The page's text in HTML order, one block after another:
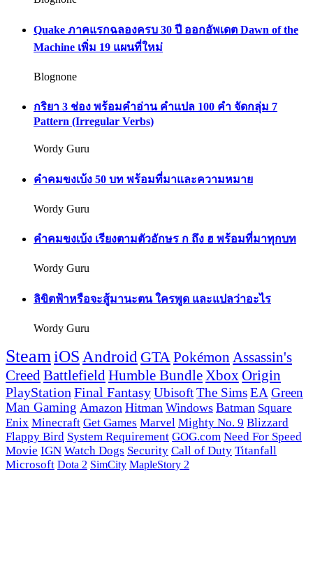
Quake ภาคแรกฉลองครบ 30 ปี ออกอัพเดต Dawn of the
Machine เพิ่ม 19 แผนที่ใหม่
Blognone
กริยา 3 ช่อง พร้อมคำอ่าน คำแปล 100 คำ จัดกลุ่ม 7
Pattern (Irregular Verbs)
Wordy Guru
คำคมขงเบ้ง 50 บท พร้อมที่มาและความหมาย
Wordy Guru
คำคมขงเบ้ง เรียงตามตัวอักษร ก ถึง ฮ พร้อมที่มาทุกบท
Wordy Guru
ลิขิตฟ้าหรือจะสู้มานะตน ใครพูด และแปลว่าอะไร
Wordy Guru
SteamiOS Android GTAPokémon Assassin's
CreedBattlefieldHumble Bundle Xbox Origin
PlayStation Final FantasyUbisoftThe Sims EA Green
Man Gaming Amazon Hitman Windows Batman Square
Enix Minecraft Get Games Marvel Mighty No. 9 Blizzard
Flappy Bird System Requirement GOG.com Need For Speed
Movie IGN Watch Dogs Security Call of Duty Titanfall
Microsoft Dota 2 SimCity MapleStory 2